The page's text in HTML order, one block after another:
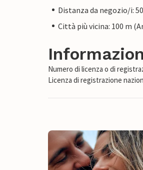
Distanza da negozio/i:
Città più vicina: 100 m
Numero di licenza o di
Licenza di registrazione